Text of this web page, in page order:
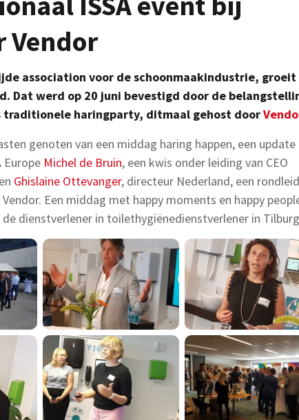
Vendor
association voor de schoonmaakindustrie, groeit
Dat werd op 20 juni bevestigd door de
traditionele haringparty, ditmaal gehost door
genoten van een middag haring happen, een update
Europe Michel de Bruin, een kwis onder leiding van CEO
en Ghislaine Ottevanger, directeur Nederland, een
Een middag met happy moments en happy
de dienstverlener in toilethygiënedienstverlener in